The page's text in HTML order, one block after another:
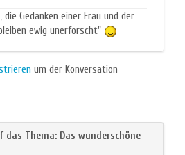
die Gedanken einer Frau und der
ewig unerforscht"
um der Konversation